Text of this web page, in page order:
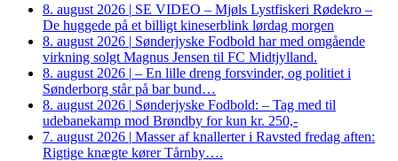
8. august 2026 | SE VIDEO – Mjøls Lystfiskeri Rødekro –
De huggede på et billigt kineserblink lørdag morgen
8. august 2026 | Sønderjyske Fodbold har med omgående
virkning solgt Magnus Jensen til FC Midtjylland.
8. august 2026 | – En lille dreng forsvinder, og politiet i
Sønderborg står på bar bund…
8. august 2026 | Sønderjyske Fodbold: – Tag med til
udebanekamp mod Brøndby for kun kr. 250,-
7. august 2026 | Masser af knallerter i Ravsted fredag aften:
Rigtige knægte kører Tårnby….